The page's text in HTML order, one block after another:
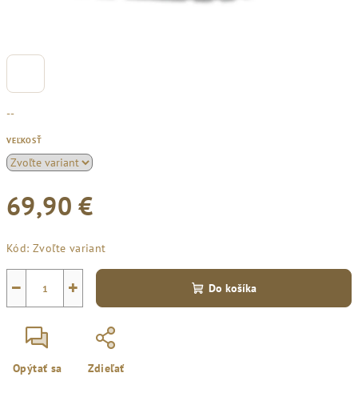
--
VEĽKOSŤ
69,90 €
cena:
Kód: Zvoľte variant
+
− Do košíka
Opýtať sa Zdieľať